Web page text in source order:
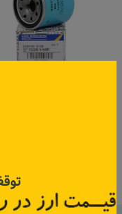
اطلاعات بیشتر